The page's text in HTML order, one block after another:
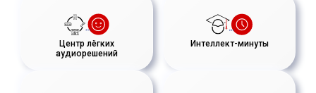
Центр лёгких
аудиорешений
Интеллект-минуты